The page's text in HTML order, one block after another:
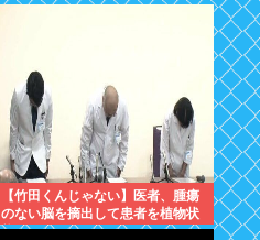
ラ」
【竹田くんじゃない】医者、腫瘍
のない脳を摘出して患者を植物状
態に